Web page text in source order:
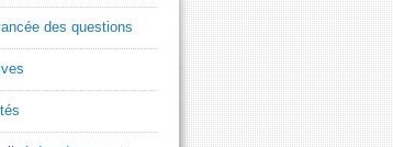
des questions